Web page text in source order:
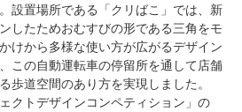
設置場所である「クリばこ」では、新
したためおむすびの形である三角をモ
けから多様な使い方が広がるデザイン
この自動運転車の停留所を通して店舗
歩道空間のあり方を実現しました。
クトデザインコンペティション」の